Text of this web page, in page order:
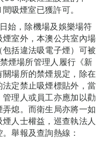
吸煙室已獲許可。
始，除機場及娛樂場符
室外，本澳公共室內場
括違法吸電子煙）可被
煙場所管理人履行《新
場所的禁煙規定，除在
定禁止吸煙標貼外，當
理人或員工亦應加以勸
熄。而衛生局亦將一如
人士權益，巡查執法人
舉報及查詢熱線：